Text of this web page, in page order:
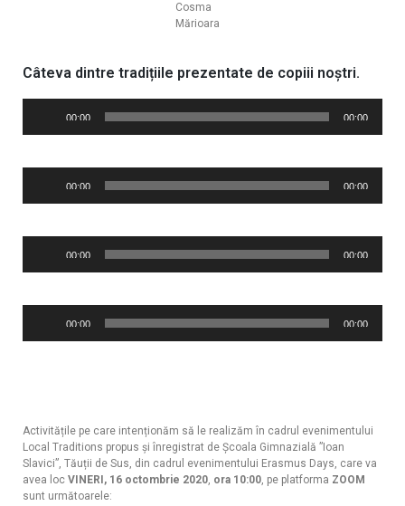
Cosma
Mărioara
Câteva dintre tradițiile prezentate de copiii noștri.
00:00 00:00
00:00 00:00
00:00 00:00
00:00 00:00
Activitățile pe care intenționăm să le realizăm în cadrul evenimentului
Local Traditions propus și înregistrat de Școala Gimnazială ”Ioan
Slavici”, Tăuții de Sus, din cadrul evenimentului Erasmus Days, care va
avea loc VINERI, 16 octombrie 2020, ora 10:00, pe platforma ZOOM
sunt următoarele: